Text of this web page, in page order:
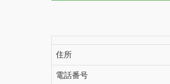
住所
電話番号